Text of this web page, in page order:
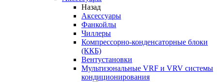
Назад
Аксессуары
Фанкойлы
Чиллеры
Компрессорно-конденсаторные блоки
(ККБ)
Вентустановки
Мультизональные VRF и VRV системы
кондиционирования